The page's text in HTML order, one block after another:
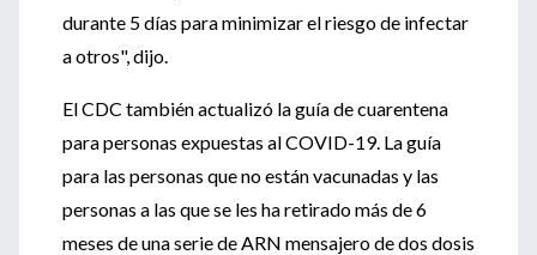
durante 5 días para minimizar el riesgo de infectar
a otros", dijo.
El CDC también actualizó la guía de cuarentena
para personas expuestas al COVID-19. La guía
para las personas que no están vacunadas y las
personas a las que se les ha retirado más de 6
meses de una serie de ARN mensajero de dos dosis